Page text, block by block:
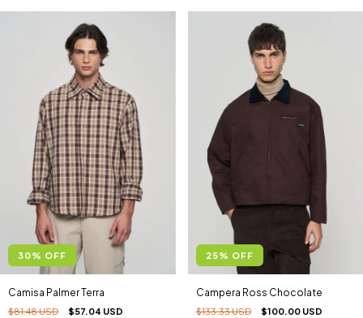
30% OFF
Camisa Palmer Terra
$81.48 USD $57.04 USD
25% OFF
Campera Ross Chocolate
$133.33 USD $100.00 USD